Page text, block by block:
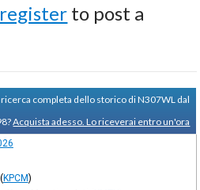
register to post a
completa dello storico di N307WL dal
Acquista adesso. Lo riceverai entro un'ora
(KPCM)